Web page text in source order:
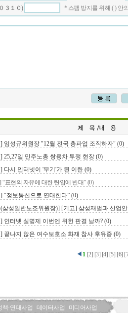
３１０)
* 스팸 방지를 위해 ( ) 안
임성규위원장 "12월 전국 총파업 조직하자" (0)
25,27일 민주노총 쌍용차 투쟁 현장 (0)
다시 인터넷이 '무기'가 된 이란 (0)
“표현의 자유에 대한 탄압에 반대” (0)
“정보통신으로 연대한다” (0)
삼성일반노조위원장)] [기고] 삼성재벌과 산업
인터넷 실명제 이번엔 위헌 판결 날까? (0)
끝나지 않은 여수보호소 화재 참사 후유증 (0)
1 [2] [3] [4] [5] [6] [
책·연대사업 데이터사업 미디어사업